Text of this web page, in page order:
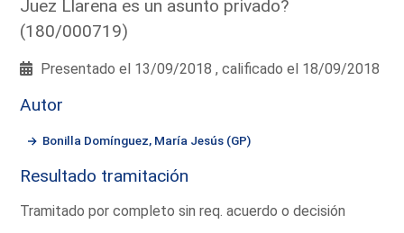
Juez Llarena es un asunto privado?
(180/000719)
Presentado el 13/09/2018 , calificado el 18/09/2018
Autor
Bonilla Domínguez, María Jesús (GP)
Resultado tramitación
Tramitado por completo sin req. acuerdo o decisión